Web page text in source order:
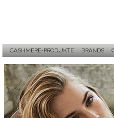
CASHMERE-PRODUKTE BRANDS